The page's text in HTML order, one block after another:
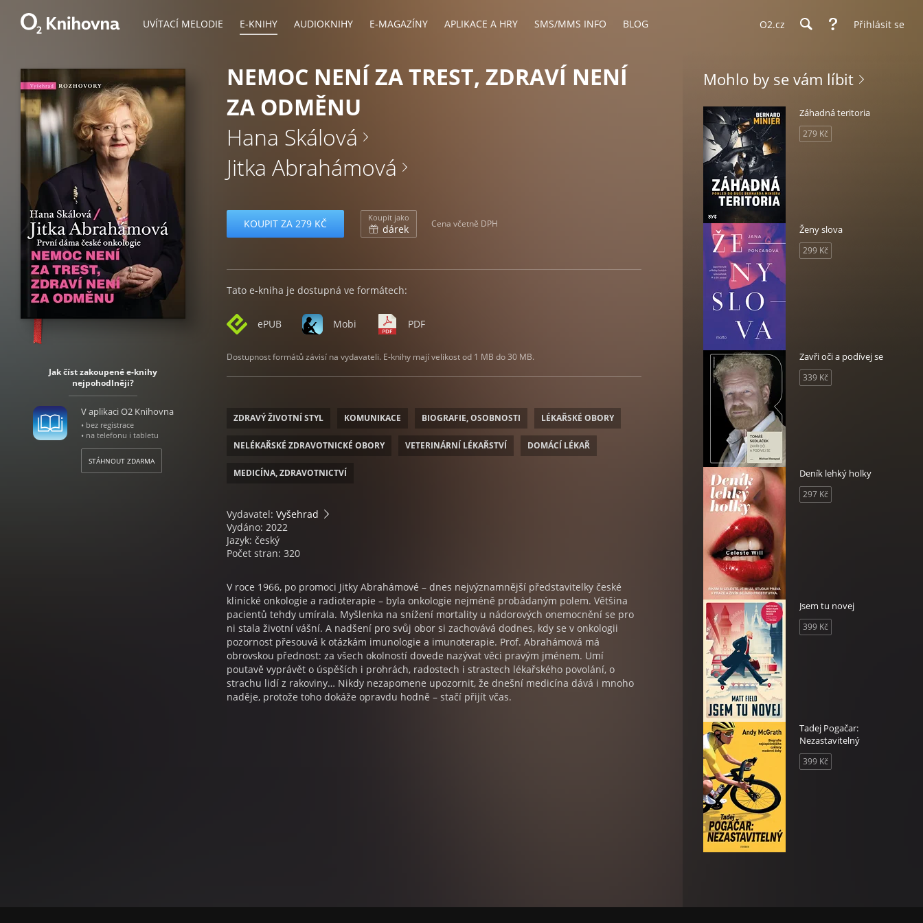
UVÍTACÍ MELODIE E-KNIHY AUDIOKNIHY E-MAGAZÍNY APLIKACE A HRY SMS/MMS INFO BLOG O2.cz Přihlásit se
Jak číst zakoupené e-knihy
nejpohodlněji?
V aplikaci O2 Knihovna
• bez registrace
• na telefonu i tabletu
STÁHNOUT ZDARMA
NEMOC NENÍ ZA TREST, ZDRAVÍ NENÍ
ZA ODMĚNU
Hana Skálová
Jitka Abrahámová
KOUPIT ZA 279 KČ Koupit jako
dárek Cena včetně DPH
Tato e-kniha je dostupná ve formátech:
ePUB Mobi PDF
Dostupnost formátů závisí na vydavateli. E-knihy mají velikost od 1 MB do 30 MB.
ZDRAVÝ ŽIVOTNÍ STYL KOMUNIKACE BIOGRAFIE, OSOBNOSTI LÉKAŘSKÉ OBORY
NELÉKAŘSKÉ ZDRAVOTNICKÉ OBORY VETERINÁRNÍ LÉKAŘSTVÍ DOMÁCÍ LÉKAŘ
MEDICÍNA, ZDRAVOTNICTVÍ
Vydavatel: Vyšehrad
Vydáno: 2022
Jazyk: český
Počet stran: 320
V roce 1966, po promoci Jitky Abrahámové – dnes nejvýznamnější představitelky české
klinické onkologie a radioterapie – byla onkologie nejméně probádaným polem. Většina
pacientů tehdy umírala. Myšlenka na snížení mortality u nádorových onemocnění se pro
ni stala životní vášní. A nadšení pro svůj obor si zachovává dodnes, kdy se v onkologii
pozornost přesouvá k otázkám imunologie a imunoterapie. Prof. Abrahámová má
obrovskou přednost: za všech okolností dovede nazývat věci pravým jménem. Umí
poutavě vyprávět o úspěších i prohrách, radostech i strastech lékařského povolání, o
strachu lidí z rakoviny… Nikdy nezapomene upozornit, že dnešní medicína dává i mnoho
naděje, protože toho dokáže opravdu hodně – stačí přijít včas.
Mohlo by se vám líbit
Záhadná teritoria
279 Kč
Ženy slova
299 Kč
Zavři oči a podívej se
339 Kč
Deník lehký holky
297 Kč
Jsem tu novej
399 Kč
Tadej Pogačar:
Nezastavitelný
399 Kč